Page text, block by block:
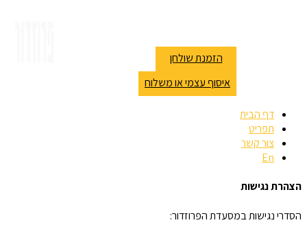
הזמנת שולחן
איסוף עצמי או משלוח
דף הבית
תפריט
צור קשר
En
הצהרת נגישות
הסדרי נגישות במסעדת הפרוזדור: